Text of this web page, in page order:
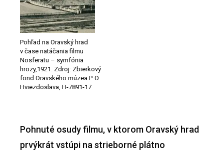
Pohľad na Oravský hrad
v čase natáčania filmu
Nosferatu – symfónia
hrozy,1921. Zdroj: Zbierkový
fond Oravského múzea P. O.
Hviezdoslava, H-7891-17
Pohnuté osudy filmu, v ktorom Oravský hrad
prvýkrát vstúpi na strieborné plátno